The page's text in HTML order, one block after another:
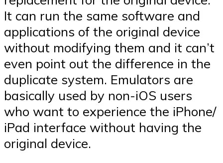
It can run the same software and
applications of the original device
without modifying them and it can’t
even point out the difference in the
duplicate system. Emulators are
basically used by non-iOS users
who want to experience the iPhone/
iPad interface without having the
original device.